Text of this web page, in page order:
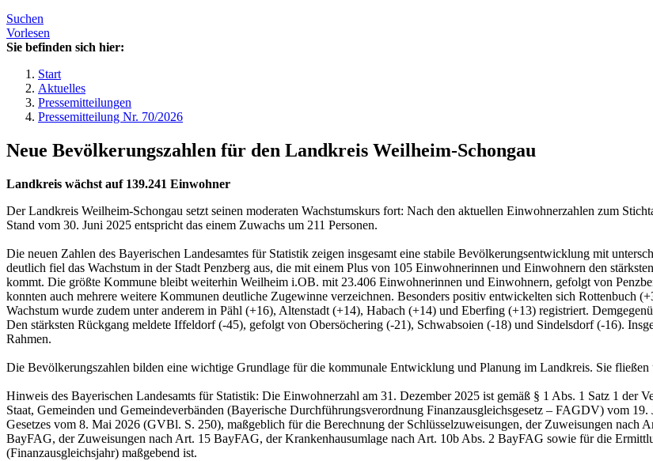
Suchen
Vorlesen
Sie befinden sich hier:
Start
Aktuelles
Pressemitteilungen
Pressemitteilung Nr. 70/2026
Neue Bevölkerungszahlen für den Landkreis Weilheim-Schongau
Landkreis wächst auf 139.241 Einwohner
Der Landkreis Weilheim-Schongau setzt seinen moderaten Wachstumskurs fort: Nach den aktuellen Einwohnerzahlen zum
Stand vom 30. Juni 2025 entspricht das einem Zuwachs um 211 Personen.
Die neuen Zahlen des Bayerischen Landesamtes für Statistik zeigen insgesamt eine stabile Bevölkerungsentwicklung mit
deutlich fiel das Wachstum in der Stadt Penzberg aus, die mit einem Plus von 105 Einwohnerinnen und Einwohnern den
kommt. Die größte Kommune bleibt weiterhin Weilheim i.OB. mit 23.406 Einwohnerinnen und Einwohnern, gefolgt von
konnten auch mehrere weitere Kommunen deutliche Zugewinne verzeichnen. Besonders positiv entwickelten sich Rottenbuch
Wachstum wurde zudem unter anderem in Pähl (+16), Altenstadt (+14), Habach (+14) und Eberfing (+13) registriert.
Den stärksten Rückgang meldete Iffeldorf (-45), gefolgt von Obersöchering (-21), Schwabsoien (-18) und Sindelsdorf (-16).
Rahmen.
Die Bevölkerungszahlen bilden eine wichtige Grundlage für die kommunale Entwicklung und Planung im Landkreis. Sie
Hinweis des Bayerischen Landesamts für Statistik: Die Einwohnerzahl am 31. Dezember 2025 ist gemäß § 1 Abs. 1 Satz 1 der
Staat, Gemeinden und Gemeindeverbänden (Bayerische Durchführungsverordnung Finanzausgleichsgesetz – FAGDV) vom
Gesetzes vom 8. Mai 2026 (GVBl. S. 250), maßgeblich für die Berechnung der Schlüsselzuweisungen, der Zuweisungen
BayFAG, der Zuweisungen nach Art. 15 BayFAG, der Krankenhausumlage nach Art. 10b Abs. 2 BayFAG sowie für die
(Finanzausgleichsjahr) maßgebend ist.